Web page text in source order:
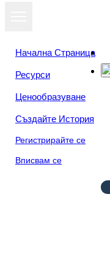
Начална Страница
Ресурси
Ценообразуване
Създайте История
Регистрирайте се
Вписвам се